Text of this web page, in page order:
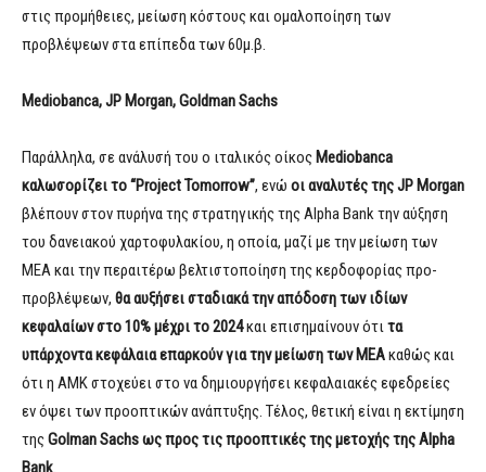
στις προμήθειες, μείωση κόστους και ομαλοποίηση των
προβλέψεων στα επίπεδα των 60μ.β.
Mediobanca,JP Morgan,GoldmanSachs
Παράλληλα, σε ανάλυσή του ο ιταλικός οίκος Mediobanca
καλωσορίζει το “ProjectTomorrow”, ενώ οι αναλυτές της JP Morgan
βλέπουν στον πυρήνα της στρατηγικής της Alpha Bank την αύξηση
του δανειακού χαρτοφυλακίου, η οποία, μαζί με την μείωση των
ΜΕΑ και την περαιτέρω βελτιστοποίηση της κερδοφορίας προ-
προβλέψεων, θα αυξήσει σταδιακά την απόδοση των ιδίων
κεφαλαίων στο 10% μέχρι το 2024και επισημαίνουν ότιτα
υπάρχοντα κεφάλαια επαρκούν για την μείωση των ΜΕΑκαθώς και
ότι η ΑΜΚ στοχεύει στο να δημιουργήσει κεφαλαιακές εφεδρείες
εν όψει των προοπτικών ανάπτυξης. Τέλος, θετική είναι η εκτίμηση
τηςGolman Sachs ως προς τις προοπτικές της μετοχής της Alpha
Bank.